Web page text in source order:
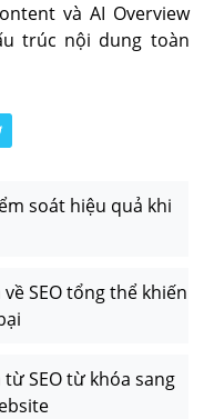
và AI Overview
trúc nội dung toàn
soát hiệu quả khi
SEO tổng thể khiến
SEO từ khóa sang